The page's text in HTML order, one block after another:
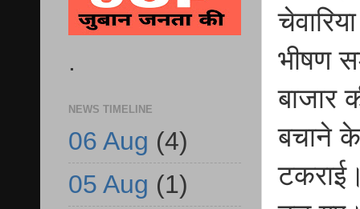
भीषण
बाजार
बचाने
.
NEWS TIMELINE
06 Aug (4)
05 Aug (1)